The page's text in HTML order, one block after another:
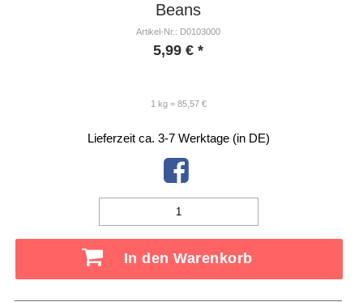
Beans
Artikel-Nr.: D0103000
5,99 € *
1 kg = 85,57 €
Lieferzeit ca. 3-7 Werktage (in DE)
In den Warenkorb